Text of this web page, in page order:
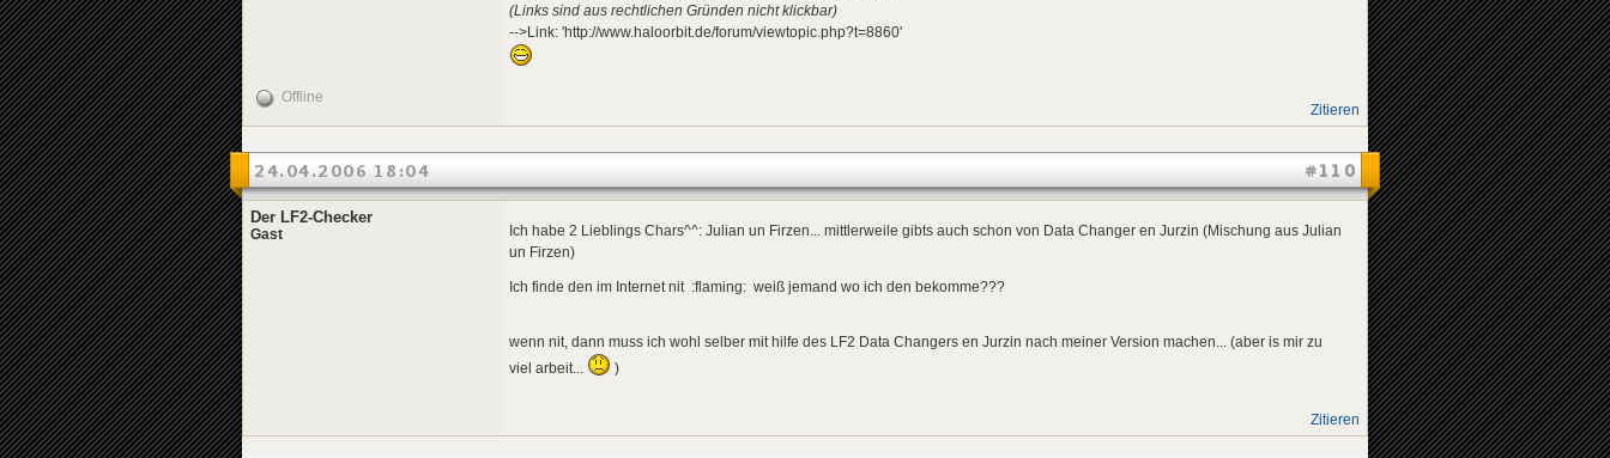
(Links sind aus rechtlichen Gründen nicht klickbar)
-->Link: 'http://www.haloorbit.de/forum/viewtopic.php?t=8860'
Offline
Zitieren
#110
24.04.2006 18:04
Der LF2-Checker
Gast
Ich habe 2 Lieblings Chars^^: Julian un Firzen... mittlerweile gibts auch schon von Data Changer en Jurzin (Mischung aus Julian
un Firzen)
Ich finde den im Internet nit :flaming: weiß jemand wo ich den bekomme???
wenn nit, dann muss ich wohl selber mit hilfe des LF2 Data Changers en Jurzin nach meiner Version machen... (aber is mir zu
viel arbeit...
)
Zitieren